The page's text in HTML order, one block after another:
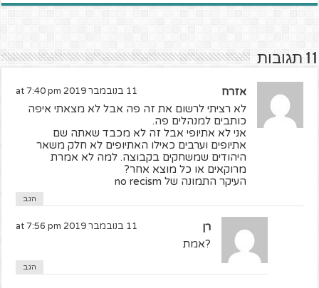
11 תגובות
אזרח 11 בנובמבר 2019 at 7:40 pm
לא רציתי לרשום את זה פה אבל לא מצאתי איפה
כותבים למנהלים פה.
אני לא אתיופי אבל זה לא מכבד שאתה שם
אתיופים וערבים כאילו האתיופים לא חלק משאר
היהודים שמשחקים בקבוצה. למה לא אמרת
מרוקאים או כל מוצא אחר?
העיקר התמונה של no recism
הגב
רן 11 בנובמבר 2019 at 7:56 pm
?אמת
הגב